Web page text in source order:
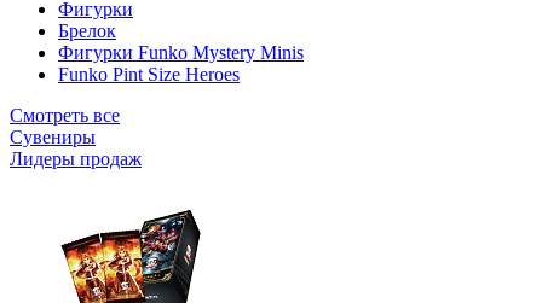
Фигурки
Брелок
Фигурки Funko Mystery Minis
Funko Pint Size Heroes
Смотреть все
Сувениры
Лидеры продаж